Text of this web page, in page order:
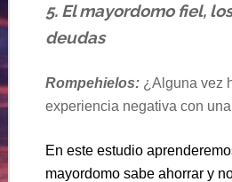
5. El mayordomo fiel,
deudas
Rompehielos:¿Alguna vez
experiencia negativa con
En este estudio
mayordomo sabe ahorrar y